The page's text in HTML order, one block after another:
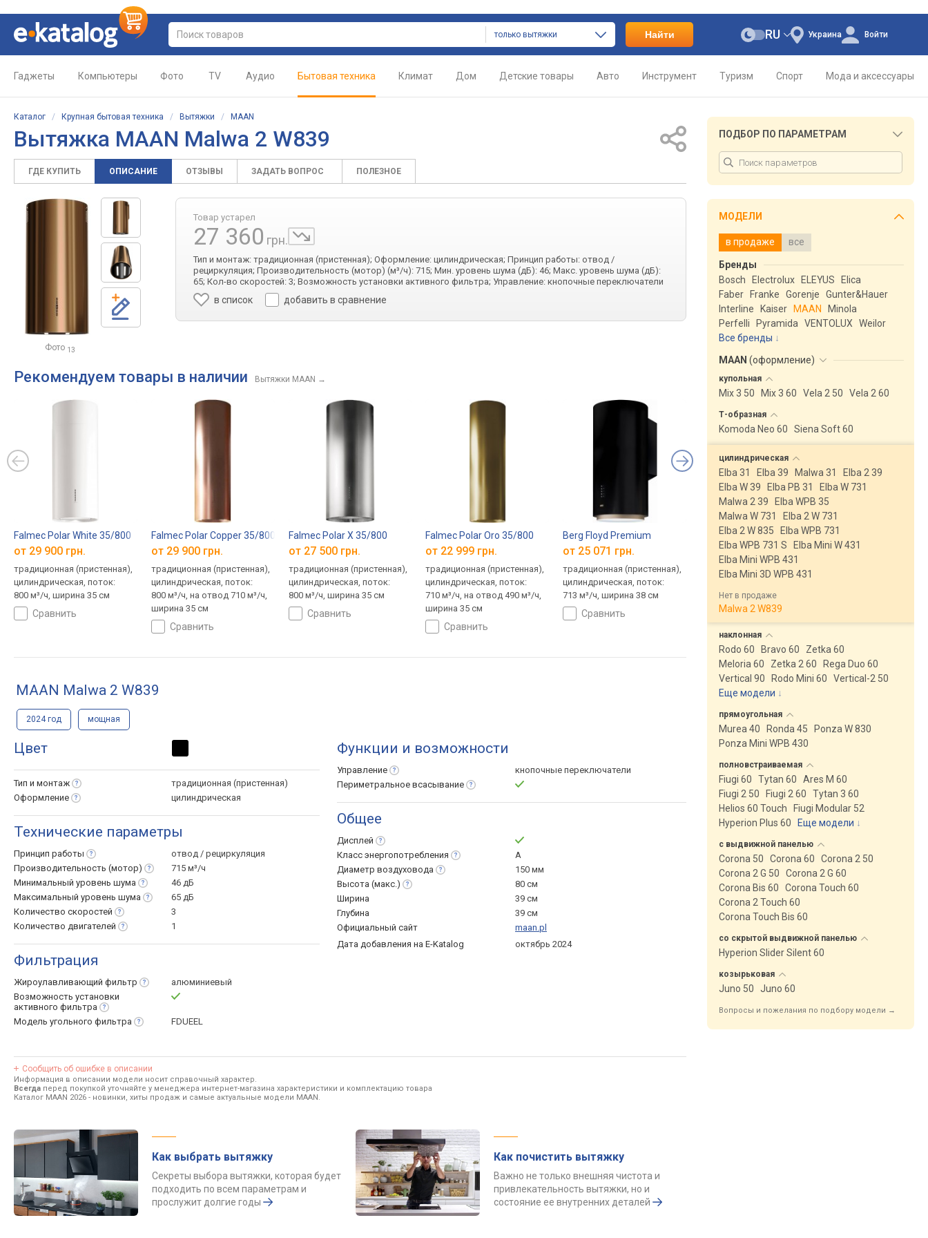
только вытяжки Найти Украина
RU Войти
Гаджеты Компьютеры Фото TV Аудио Бытовая техника Климат Дом Детские товары Авто Инструмент Туризм Спорт Мода и аксессуары
Каталог / Крупная бытовая техника / Вытяжки / MAAN
Вытяжка MAAN Malwa 2 W839
ГДЕ КУПИТЬ ОПИСАНИЕ ОТЗЫВЫ ЗАДАТЬ ВОПРОС ПОЛЕЗНОЕ
Фото 13
Товар устарел
27 360 грн.
Тип и монтаж: традиционная (пристенная); Оформление: цилиндрическая; Принцип работы: отвод /
рециркуляция; Производительность (мотор) (м³/ч): 715; Мин. уровень шума (дБ): 46; Макс. уровень шума (дБ):
65; Кол-во скоростей: 3; Возможность установки активного фильтра; Управление: кнопочные переключатели
в список добавить в сравнение
Рекомендуем товары в наличии Вытяжки MAAN →
Falmec Polar White 35/800
от 29 900 грн.
традиционная (пристенная),
цилиндрическая, поток:
800 м³/ч, ширина 35 см
сравнить
Falmec Polar Copper 35/800
от 29 900 грн.
традиционная (пристенная),
цилиндрическая, поток:
800 м³/ч, на отвод 710 м³/ч,
ширина 35 см
сравнить
Falmec Polar X 35/800
от 27 500 грн.
традиционная (пристенная),
цилиндрическая, поток:
800 м³/ч, ширина 35 см
сравнить
Falmec Polar Oro 35/800
от 22 999 грн.
традиционная (пристенная),
цилиндрическая, поток:
710 м³/ч, на отвод 490 м³/ч,
ширина 35 см
сравнить
Berg Floyd Premium
от 25 071 грн.
традиционная (пристенная),
цилиндрическая, поток:
713 м³/ч, ширина 38 см
сравнить
Nortberg Cylindro OR Eco 40
от 22 865 грн.
традиционная (пристенная),
800 м³/ч, ширина 40 см
сравнить
Best KASC 505 XS
от 26 580 грн.
MAAN Malwa 2 W839
2024 год мощная
Цвет
Тип и монтаж
традиционная (пристенная)
Оформление
цилиндрическая
Технические параметры
Принцип работы
отвод / рециркуляция
Производительность (мотор)
715 м³/ч
Минимальный уровень шума
46 дБ
Максимальный уровень шума
65 дБ
Количество скоростей
3
Количество двигателей 1
Фильтрация
Жироулавливающий фильтр
алюминиевый
Возможность установки
активного фильтра
Модель угольного фильтра FDUEEL
Функции и возможности
Управление
кнопочные переключатели
Периметральное всасывание
Общее
Дисплей
Класс энергопотребления
A
Диаметр воздуховода
150 мм
Высота (макс.)
80 см
Ширина
39 см
Глубина
39 см
Официальный сайт
maan.pl
Дата добавления на E-Katalog
октябрь 2024
Сообщить об ошибке в описании
Информация в описании модели носит справочный характер.
Всегда перед покупкой уточняйте у менеджера интернет-магазина характеристики и комплектацию товара
Каталог MAAN 2026 - новинки, хиты продаж и самые актуальные модели MAAN.
Как выбрать вытяжку
Секреты выбора вытяжки, которая будет
подходить по всем параметрам и
прослужит долгие годы
Как почистить вытяжку
Важно не только внешняя чистота и
привлекательность вытяжки, но и
состояние ее внутренних деталей
ПОДБОР ПО ПАРАМЕТРАМ
МОДЕЛИ
в продаже все
Бренды
Bosch
Electrolux ELEYUS
Elica
Faber
Franke Gorenje
Gunter&Hauer
Interline
Kaiser MAAN
Minola
Perfelli
Pyramida VENTOLUX
Weilor
Все бренды
MAAN (оформление)
купольная
Mix 3 50 Mix 3 60 Vela 2 50 Vela 2 60
Т-образная
Komoda Neo 60 Siena Soft 60
цилиндрическая
Elba 31 Elba 39 Malwa 31
Elba 2 39
Elba W 39
Elba PB 31
Elba W 731
Malwa 2 39
Elba WPB 35
Malwa W 731
Elba 2 W 731
Elba 2 W 835
Elba WPB 731
Elba WPB 731 S
Elba Mini W 431
Elba Mini WPB 431
Elba Mini 3D WPB 431
Нет в продаже
Malwa 2 W839
наклонная
Rodo 60 Bravo 60
Zetka 60
Meloria 60
Zetka 2 60
Rega Duo 60
Vertical 90
Rodo Mini 60
Vertical-2 50
Еще модели ↓
прямоугольная
Murea 40 Ronda 45
Ponza W 830
Ponza Mini WPB 430
полновстраиваемая
Fiugi 60 Tytan 60
Ares M 60
Fiugi 2 50
Fiugi 2 60
Tytan 3 60
Helios 60 Touch
Fiugi Modular 52
Hyperion Plus 60
Еще модели ↓
с выдвижной панелью
Corona 50 Corona 60
Corona 2 50
Corona 2 G 50
Corona 2 G 60
Corona Bis 60
Corona Touch 60
Corona 2 Touch 60
Corona Touch Bis 60
со скрытой выдвижной панелью
Hyperion Slider Silent 60
козырьковая
Juno 50 Juno 60
Вопросы и пожелания по подбору модели →